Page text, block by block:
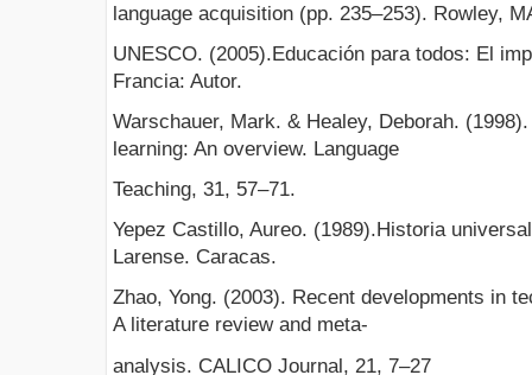
language acquisition (pp. 235–253). Rowley,
UNESCO. (2005).Educación para todos: El
Francia: Autor.
Warschauer, Mark. & Healey, Deborah.
learning: An overview. Language
Teaching, 31, 57–71.
Yepez Castillo, Aureo. (1989).Historia
Larense. Caracas.
Zhao, Yong. (2003). Recent developments in
A literature review and meta-
analysis. CALICO Journal, 21, 7–27